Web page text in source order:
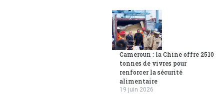
Cameroun : la Chine offre 2510
tonnes de vivres pour
renforcer la sécurité
alimentaire
19 juin 2026